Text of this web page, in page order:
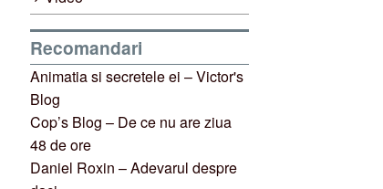
Recomandari
Animatia si secretele ei – Victor's
Blog
Cop’s Blog – De ce nu are ziua
48 de ore
Daniel Roxin – Adevarul despre